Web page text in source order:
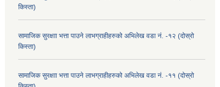
किस्ता)
सामाजिक सुरक्षाा भत्ता पाउने लाभग्राहीहरुको अभिलेख वडा नं. -१२ (दोस्रो
किस्ता)
सामाजिक सुरक्षाा भत्ता पाउने लाभग्राहीहरुको अभिलेख वडा नं. -११ (दोस्रो